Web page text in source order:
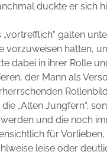
duckte er sich
„vortrefflich“ galten
vorzuweisen hatten,
dabei in ihrer Rolle
der Mann als
„Alten Jungfern“,
und die noch
für
leise oder